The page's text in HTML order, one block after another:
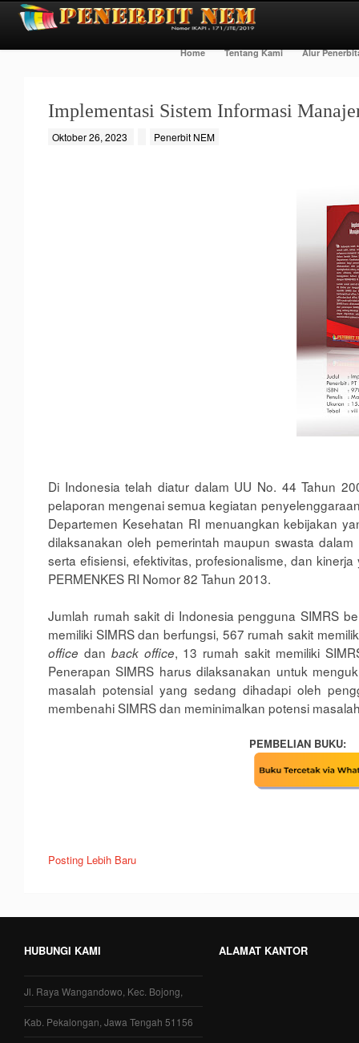
Home Tentang Kami Alur
Implementasi Sistem Informasi
Oktober 26, 2023 Penerbit NEM
Di Indonesia telah diatur dalam UU No. 44 Tahun
pelaporan mengenai semua kegiatan
Departemen Kesehatan RI menuangkan kebijakan
dilaksanakan oleh pemerintah maupun swasta
serta efisiensi, efektivitas, profesionalisme, dan kinerja
PERMENKES RI Nomor 82 Tahun 2013.
Jumlah rumah sakit di Indonesia pengguna SIMRS
memiliki SIMRS dan berfungsi, 567 rumah sakit
office dan back office, 13 rumah sakit memiliki
Penerapan SIMRS harus dilaksanakan untuk
masalah potensial yang sedang dihadapi oleh
membenahi SIMRS dan meminimalkan potensi
PEMBELIAN BUKU:
Posting Lebih Baru
HUBUNGI KAMI
Jl. Raya Wangandowo, Kec. Bojong,
Kab. Pekalongan, Jawa Tengah 51156
ALAMAT KANTOR